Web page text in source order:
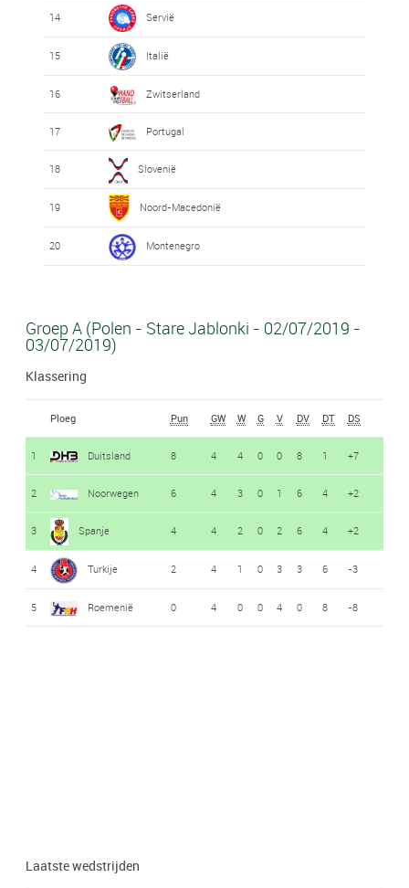
14 Servië
15 Italië
16 Zwitserland
17 Portugal
18 Slovenië
19 Noord-Macedonië
20 Montenegro
Groep A (Polen - Stare Jablonki - 02/07/2019 -
03/07/2019)
Klassering
Ploeg Pun GW W G V DV DT DS
1 Duitsland 8 4 4 0 0 8 1 +7
2 Noorwegen 6 4 3 0 1 6 4 +2
3 Spanje 4 4 2 0 2 6 4 +2
4 Turkije 2 4 1 0 3 3 6 -3
5 Roemenië 0 4 0 0 4 0 8 -8
Laatste wedstrijden